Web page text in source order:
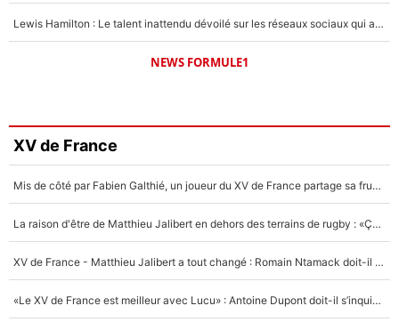
Lewis Hamilton : Le talent inattendu dévoilé sur les réseaux sociaux qui a impressionné Kim Kardashian pendant leurs vacances en amoureux !
NEWS FORMULE1
XV de France
Mis de côté par Fabien Galthié, un joueur du XV de France partage sa frustration : «ils ne me l’ont pas dit tout de suite»
La raison d'être de Matthieu Jalibert en dehors des terrains de rugby : «Ça m'atteint autant que si tu touches à un membre de ma famille»
XV de France - Matthieu Jalibert a tout changé : Romain Ntamack doit-il s’inquiéter pour sa place à un an de la Coupe du monde ?
«Le XV de France est meilleur avec Lucu» : Antoine Dupont doit-il s’inquiéter pour sa place ?